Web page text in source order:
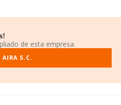
de esta empresa.
AIRA S.C.